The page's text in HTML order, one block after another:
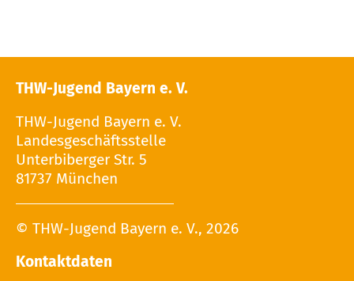
THW-Jugend Bayern e. V.
THW-Jugend Bayern e. V.
Landesgeschäftsstelle
Unterbiberger Str. 5
81737 München
© THW-Jugend Bayern e. V., 2026
Kontaktdaten